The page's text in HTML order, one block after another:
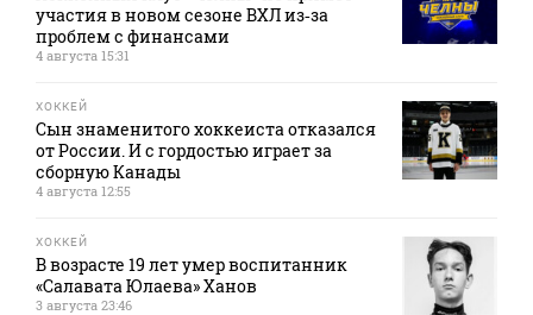
участия в новом сезоне ВХЛ из‑за
проблем с финансами
4 августа 15:31
ХОККЕЙ
Сын знаменитого хоккеиста отказался
от России. И с гордостью играет за
сборную Канады
4 августа 12:55
ХОККЕЙ
В возрасте 19 лет умер воспитанник
«Салавата Юлаева» Ханов
3 августа 23:46